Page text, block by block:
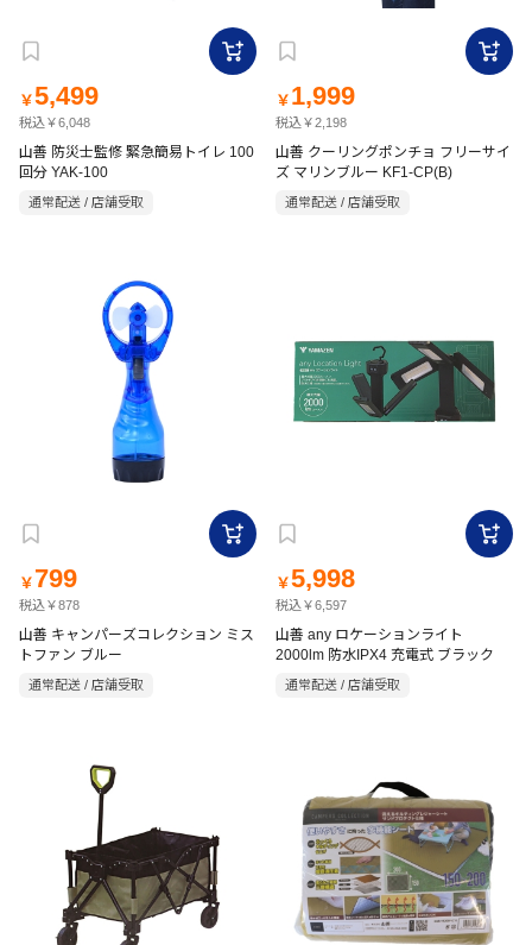
￥5,499
税込￥6,048
山善 防災士監修 緊急簡易トイレ 100
回分 YAK-100
通常配送 / 店舗受取
￥ 1,999
税込￥2,198
山善 クーリングポンチョ フリーサイ
ズ マリンブルー KF1-CP(B)
通常配送 / 店舗受取
￥ 799
税込￥878
山善 キャンパーズコレクション ミス
トファン ブルー
通常配送 / 店舗受取
￥5,998
税込￥6,597
山善 any ロケーションライト
2000lm 防水IPX4 充電式 ブラック
通常配送 / 店舗受取